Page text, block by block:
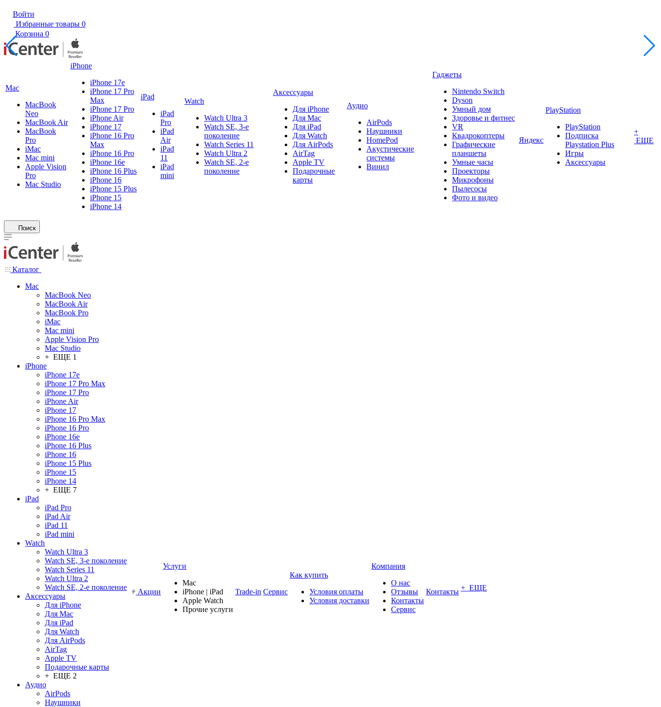
Войти
Избранные товары 0
Корзина 0
Mac
MacBook
Neo
MacBook Air
MacBook
Pro
iMac
Mac mini
Apple Vision
Pro
Mac Studio
iPhone
iPhone 17e
iPhone 17 Pro
Max
iPhone 17 Pro
iPhone Air
iPhone 17
iPhone 16 Pro
Max
iPhone 16 Pro
iPhone 16e
iPhone 16 Plus
iPhone 16
iPhone 15 Plus
iPhone 15
iPhone 14
iPad
iPad
Pro
iPad
Air
iPad
11
iPad
mini
Watch
Watch Ultra 3
Watch SE, 3-е
поколение
Watch Series 11
Watch Ultra 2
Watch SE, 2-е
поколение
Аксессуары
Для iPhone
Для Mac
Для iPad
Для Watch
Для AirPods
AirTag
Apple TV
Подарочные
карты
Аудио
AirPods
Наушники
HomePod
Акустические
системы
Винил
Гаджеты
Nintendo Switch
Dyson
Умный дом
Здоровье и фитнес
VR
Квадрокоптеры
Графические
планшеты
Умные часы
Проекторы
Микрофоны
Пылесосы
Фото и видео
Яндекс
PlayStation
PlayStation
Подписка
Playstation Plus
Игры
Аксессуары
+
ЕЩЕ
Поиск
Каталог
Mac
MacBook Neo
MacBook Air
MacBook Pro
iMac
Mac mini
Apple Vision Pro
Mac Studio
+ ЕЩЕ 1
iPhone
iPhone 17e
iPhone 17 Pro Max
iPhone 17 Pro
iPhone Air
iPhone 17
iPhone 16 Pro Max
iPhone 16 Pro
iPhone 16e
iPhone 16 Plus
iPhone 16
iPhone 15 Plus
iPhone 15
iPhone 14
+ ЕЩЕ 7
iPad
iPad Pro
iPad Air
iPad 11
iPad mini
Watch
Watch Ultra 3
Watch SE, 3-е поколение
Watch Series 11
Watch Ultra 2
Watch SE, 2-е поколение
Аксессуары
Для iPhone
Для Mac
Для iPad
Для Watch
Для AirPods
AirTag
Apple TV
Подарочные карты
+ ЕЩЕ 2
Аудио
AirPods
Наушники
Акции
Услуги
Mac
iPhone | iPad
Apple Watch
Прочие услуги
Trade-in Сервис
Как купить
Условия оплаты
Условия доставки
Компания
О нас
Отзывы
Контакты
Сервис
Контакты + ЕЩЕ